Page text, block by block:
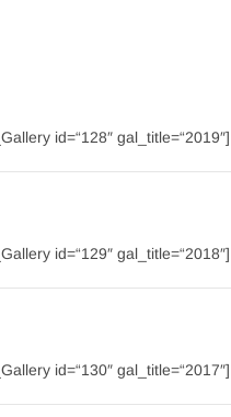
id=“128″ gal_title=“2019″]
id=“129″ gal_title=“2018″]
id=“130″ gal_title=“2017″]